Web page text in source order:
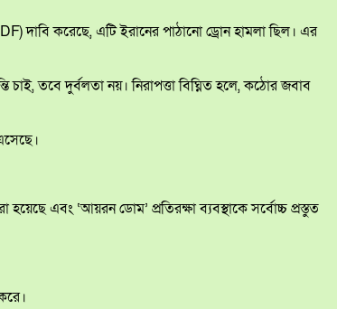
দাবি করেছে, এটি ইরানের পাঠানো ড্রোন হামলা ছিল। এর
চাই, তবে দুর্বলতা নয়। নিরাপত্তা বিঘ্নিত হলে, কঠোর জবাব
এবং ‘আয়রন ডোম’ প্রতিরক্ষা ব্যবস্থাকে সর্বোচ্চ প্রস্তুত